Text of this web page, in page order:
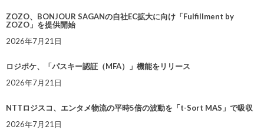
ZOZO、BONJOUR SAGANの自社EC拡大に向け「Fulfillment by
ZOZO」を提供開始
2026年7月21日
ロジポケ、「パスキー認証（MFA）」機能をリリース
2026年7月21日
NTTロジスコ、エンタメ物流の平時5倍の波動を「t-Sort MAS」で吸収
2026年7月21日